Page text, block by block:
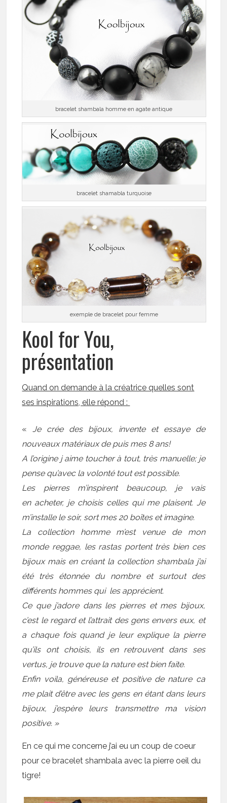
bracelet shambala homme en agate antique
bracelet shamabla turquoise
exemple de bracelet pour femme
Kool for You,
présentation
Quand on demande à la créatrice quelles sont
ses inspirations, elle répond :
«Je crée des bijoux, invente et essaye de
nouveaux matériaux de puis mes 8 ans!
A l’origine j aime toucher à tout, très manuelle; je
pense qu’avec la volonté tout est possible.
Les pierres m’inspirent beaucoup, je vais
en acheter, je choisis celles qui me plaisent. Je
m’installe le soir, sort mes 20 boîtes et imagine.
La collection homme m’est venue de mon
monde reggae, les rastas portent très bien ces
bijoux mais en créant la collection shambala j’ai
été très étonnée du nombre et surtout des
différents hommes qui les apprécient.
Ce que j’adore dans les pierres et mes bijoux,
c’est le regard et l’attrait des gens envers eux, et
a chaque fois quand je leur explique la pierre
qu’ils ont choisis, ils en retrouvent dans ses
vertus, je trouve que la nature est bien faite.
Enfin voila, généreuse et positive de nature ca
me plait d’être avec les gens en étant dans leurs
bijoux, j’espère leurs transmettre ma vision
positive. »
En ce qui me concerne j’ai eu un coup de coeur
pour ce bracelet shambala avec la pierre oeil du
tigre!